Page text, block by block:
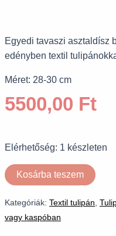
Egyedi tavaszi asztaldísz
edényben textil
Méret: 28-30 cm
5500,00 Ft
Elérhetőség: 1 készleten
Kosárba teszem
Kategóriák: Textil tulipán,
vagy kaspóban